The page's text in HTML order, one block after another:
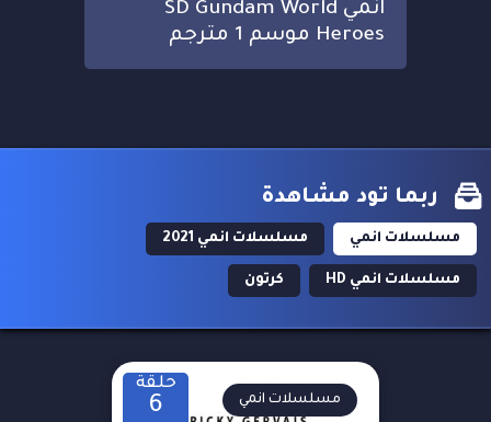
انمي SD Gundam World
Heroes موسم 1 مترجم
ربما تود مشاهدة
مسلسلات انمي مسلسلات انمي 2021
مسلسلات انمي HD كرتون
حلقة
6 مسلسلات انمي